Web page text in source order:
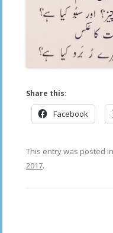
Share this:
Facebook
This entry was posted in
2017.